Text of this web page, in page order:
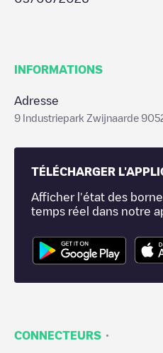
INFORMATIONS
Adresse
9 Industriepark Zwijnaarde
TÉLÉCHARGER
Afficher l'état des
temps réel dans notre
CONNECTEURS ·